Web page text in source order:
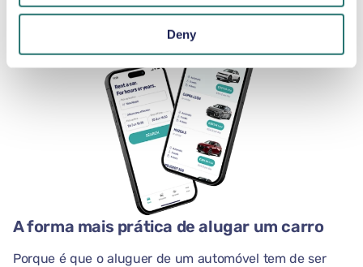
Deny
A forma mais prática de alugar um carro
Porque é que o aluguer de um automóvel tem de ser